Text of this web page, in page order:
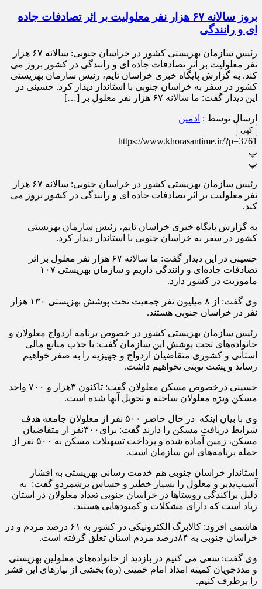
بروز سالانه ۶۷ هزار نفر معلولیت بر اثر تصادفات جاده
ای و رانندگی
رئیس سازمان بهزیستی کشور در خراسان جنوبی: سالانه ۶۷ هزار
نفر معلولیت بر اثر تصادفات جاده ای و رانندگی در کشور بروز می
کند. به گزارش پایگاه خبری خراسان تایم، رئیس سازمان بهزیستی
کشور در سفر به خراسان جنوبی با استاندار دیدار کرد. حسینی در
این دیدار گفت: ما سالانه ۶۷ هزار نفر معلول بر […]
ارسال توسط : ادمین
کپی
https://www.khorasantime.ir/?p=3761
پ
پ
رئیس سازمان بهزیستی کشور در خراسان جنوبی: سالانه ۶۷ هزار
نفر معلولیت بر اثر تصادفات جاده ای و رانندگی در کشور بروز می
کند.
به گزارش پایگاه خبری خراسان تایم، رئیس سازمان بهزیستی
کشور در سفر به خراسان جنوبی با استاندار دیدار کرد.
حسینی در این دیدار گفت: ما سالانه ۶۷ هزار نفر معلول بر اثر
تصادفات جاده‌ای و رانندگی داریم و سازمان بهزیستی ۱۰۷
ماموریت در کشور دارد.
وی گفت: از ۸ میلیون نفر جمعیت تحت پوشش بهزیستی ۱۳۰ هزار
نفر در خراسان جنوبی هستند.
رئیس سازمان بهزیستی کشور در خصوص برنامه ازدواج معلولان و
خانواده‌های تحت پوشش این سازمان گفت: با جذب منابع مالی
استانی و کشوری متقاضیان ازدواج و جهیزیه را به صفر خواهیم
رساند و پشت نوبتی نخواهیم داشت.
حسینی درخصوص مسکن معلولان گفت: تاکنون ۳هزار و ۷۰۰ واحد
مسکن ویژه معلولان ساخته و تحویل آنها شده است.
وی با بیان اینکه در حال حاضر ۵۰۰ نفر از معلولان جامعه هدف
شرایط دریافت مسکن را دارند گفت: برای۳۰۰نفر از متقاضیان
مسکن، زمین آماده شده و پرداخت تسهیلات مسکن به ۵۰۰ نفر از
جمله برنامه‌های این سازمان است.
استاندار خراسان جنوبی هم خدمت رسانی بهزیستی به اقشار
آسیب‌پذیر و معلول را بسیار خطیر و حساس برشمردو گفت: به
دلیل پراکندگی روستا‌ها در خراسان جنوبی تعداد معلولان در استان
زیاد است که دارای مشکلات و کمبود‌هایی هستند.
هاشمی‌ افزود: کالابرگ الکترونیکی در کشور به ۶۱ درصد مردم و در
خراسان جنوبی به ۸۴درصد مردم استان تعلق گرفته است.
وی گفت: سعی می کنیم در بازدید از خانواده‌های معلولین بهزیستی
و مددجویان کمیته امداد امام خمینی (ره) بخشی از نیازهای این قشر
را برطرف کنیم.